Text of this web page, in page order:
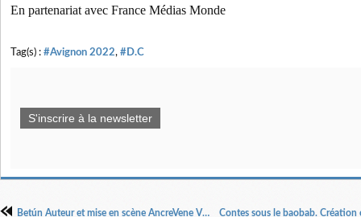
En partenariat avec France Médias Monde
Tag(s) : #Avignon 2022, #D.C
S'inscrire à la newsletter
Betún Auteur et mise en scène AncreVene Vieitez